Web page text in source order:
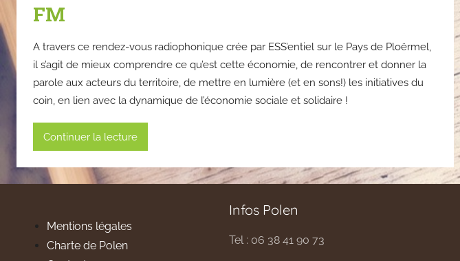
FM
A travers ce rendez-vous radiophonique crée par ESS’entiel sur le Pays de Ploërmel,
il s’agit de mieux comprendre ce qu’est cette économie, de rencontrer et donner la
parole aux acteurs du territoire, de mettre en lumière (et en sons!) les initiatives du
coin, en lien avec la dynamique de l’économie sociale et solidaire !
Continuer la lecture
Mentions légales
Charte de Polen
Infos Polen
Tel : 06 38 41 90 73